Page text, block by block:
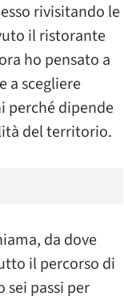
rivisitando le
il ristorante
ho pensato a
a scegliere
perché dipende
del territorio.
da dove
il percorso di
passi per